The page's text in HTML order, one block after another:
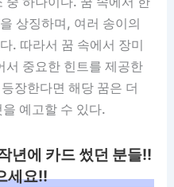
상징하며, 여러 송이의
. 따라서 꿈 속에서 장미
서 중요한 힌트를 제공한
장한다면 해당 꿈은 더
예고할 수 있다.
년에 카드 썼던 분들!!
세요!!